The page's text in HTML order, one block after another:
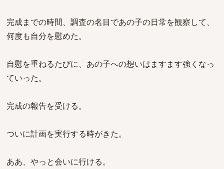
完成までの時間、調査の名目であの子の日常を観察して、
何度も自分を慰めた。
自慰を重ねるたびに、あの子への想いはますます強くなっ
ていった。
完成の報告を受ける。
ついに計画を実行する時がきた。
ああ、やっと会いに行ける。